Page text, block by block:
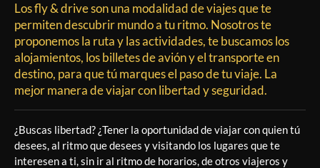
Los fly & drive son una modalidad de viajes que te
permiten descubrir mundo a tu ritmo. Nosotros te
proponemos la ruta y las actividades, te buscamos los
alojamientos, los billetes de avión y el transporte en
destino, para que tú marques el paso de tu viaje. La
mejor manera de viajar con libertad y seguridad.
¿Buscas libertad? ¿Tener la oportunidad de viajar con quien tú
desees, al ritmo que desees y visitando los lugares que te
interesen a ti, sin ir al ritmo de horarios, de otros viajeros y